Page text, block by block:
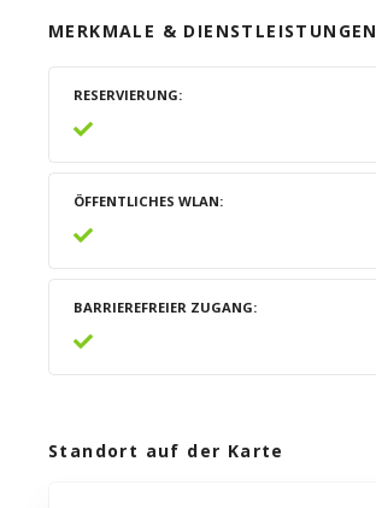
MERKMALE & DIENSTLEISTUNGEN
RESERVIERUNG
ÖFFENTLICHES WLAN
BARRIEREFREIER ZUGANG
Standort auf der Karte